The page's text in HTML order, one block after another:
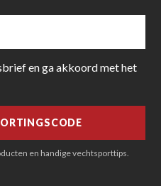
en ga akkoord met het
en handige vechtsporttips.